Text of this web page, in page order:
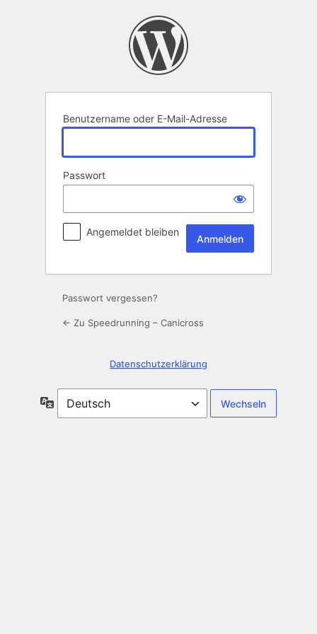
Benutzername oder E-Mail-Adresse
Passwort
Angemeldet bleiben
Passwort vergessen?
← Zu Speedrunning – Canicross
Datenschutzerklärung
Sprache